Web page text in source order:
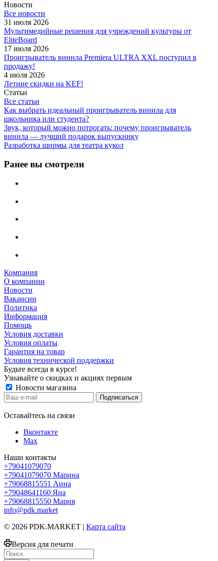
Новости
Все новости
31 июля 2026
Мультимедийные решения для учреждений культуры от
EliteBoard
17 июля 2026
Проигрыватель винила Premiera ULTRA XXL поступил в
продажу!
4 июля 2026
Летние скидки на KEF!
Статьи
Все статьи
Как выбрать идеальный проигрыватель винила для
школьника или студента?
Звук, который можно потрогать: почему проигрыватель
винила — лучший подарок выпускнику
Разработка ширмы для театра кукол
Ранее вы смотрели
Компания
О компании
Новости
Вакансии
Политика
Информация
Помощь
Условия доставки
Условия оплаты
Гарантия на товар
Условия технической поддержки
Будьте всегда в курсе!
Узнавайте о скидках и акциях первым
Новости магазина
Оставайтесь на связи
Вконтакте
Max
Наши контакты
+79041079070
+79041079070 Марина
+79068815551 Анна
+79048641160 Яна
+79068815550 Мария
info@pdk.market
© 2026 PDK.MARKET | Карта сайта
Версия для печати